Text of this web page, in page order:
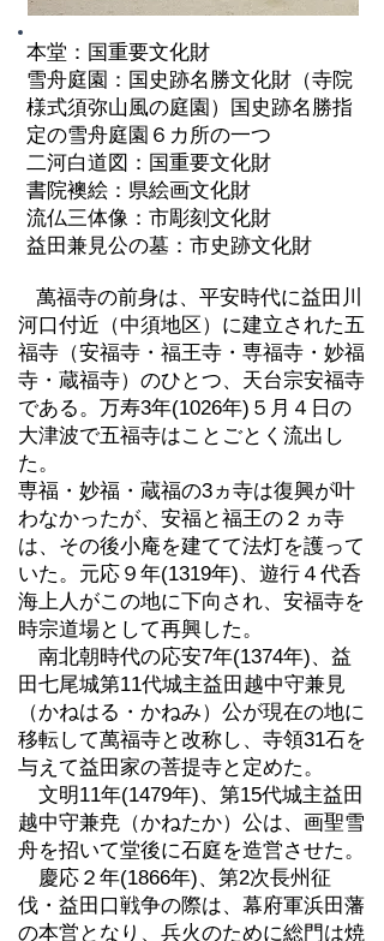
本堂：国重要文化財
雪舟庭園：国史跡名勝文化財（寺院
様式須弥山風の庭園）国史跡名勝指
定の雪舟庭園６カ所の一つ
二河白道図：国重要文化財
書院襖絵：県絵画文化財
流仏三体像：市彫刻文化財
益田兼見公の墓：市史跡文化財
萬福寺の前身は、平安時代に益田川
河口付近（中須地区）に建立された五
福寺（安福寺・福王寺・専福寺・妙福
寺・蔵福寺）のひとつ、天台宗安福寺
である。万寿3年(1026年)５月４日の
大津波で五福寺はことごとく流出し
た。
専福・妙福・蔵福の3ヵ寺は復興が叶
わなかったが、安福と福王の２ヵ寺
は、その後小庵を建てて法灯を護って
いた。元応９年(1319年)、遊行４代呑
海上人がこの地に下向され、安福寺を
時宗道場として再興した。
南北朝時代の応安7年(1374年)、益
田七尾城第11代城主益田越中守兼見
（かねはる・かねみ）公が現在の地に
移転して萬福寺と改称し、寺領31石を
与えて益田家の菩提寺と定めた。
文明11年(1479年)、第15代城主益田
越中守兼尭（かねたか）公は、画聖雪
舟を招いて堂後に石庭を造営させた。
慶応２年(1866年)、第2次長州征
伐・益田口戦争の際は、幕府軍浜田藩
の本営となり、兵火のために総門は焼